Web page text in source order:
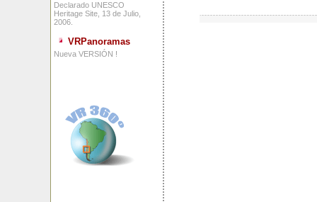
Declarado UNESCO
Heritage Site, 13 de Julio,
2006.
VRPanoramas
Nueva VERSIÓN !